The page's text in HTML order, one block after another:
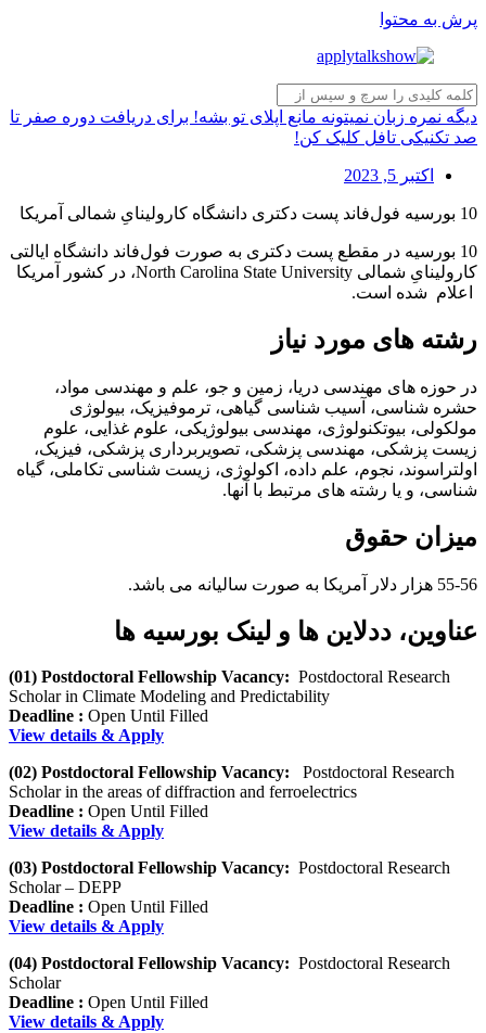
پرش به محتوا
دیگه نمره زبان نمیتونه مانع اپلای تو بشه! برای دریافت دوره صفر تا
صد تکنیکی تافل کلیک کن!
اکتبر 5, 2023
10 بورسیه فول‌فاند پست دکتری دانشگاه کارولینایِ شمالی آمریکا
10 بورسیه در مقطع پست دکتری به صورت فول‌فاند دانشگاه ایالتی
کارولینایِ شمالی North Carolina State University، در کشور آمریکا
اعلام شده است.
رشته های مورد نیاز
در حوزه های مهندسی دریا، زمین و جو، علم و مهندسی مواد،
حشره شناسی، آسیب شناسی گیاهی، ترموفیزیک، بیولوژی
مولکولی، بیوتکنولوژی، مهندسی بیولوژیکی، علوم غذایی، علوم
زیست پزشکی، مهندسی پزشکی، تصویربرداری پزشکی، فیزیک،
اولتراسوند، نجوم، علم داده، اکولوژی، زیست شناسی تکاملی، گیاه
شناسی، و یا رشته های مرتبط با آنها.
میزان حقوق
55-56 هزار دلار آمریکا به صورت سالیانه می باشد.
عناوین، ددلاین ها و لینک بورسیه ها
(01) Postdoctoral Fellowship Vacancy: Postdoctoral Research
Scholar in Climate Modeling and Predictability
Deadline : Open Until Filled
View details & Apply
(02) Postdoctoral Fellowship Vacancy: Postdoctoral Research
Scholar in the areas of diffraction and ferroelectrics
Deadline : Open Until Filled
View details & Apply
(03) Postdoctoral Fellowship Vacancy: Postdoctoral Research
Scholar – DEPP
Deadline : Open Until Filled
View details & Apply
(04) Postdoctoral Fellowship Vacancy: Postdoctoral Research
Scholar
Deadline : Open Until Filled
View details & Apply